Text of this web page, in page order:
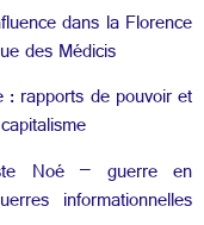
dans la Florence
des Médicis
: rapports de pouvoir et
Noé – guerre en
informationnelles